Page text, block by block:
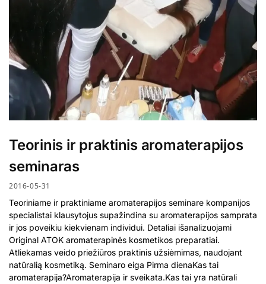
Teorinis ir praktinis aromaterapijos
seminaras
2016-05-31
Teoriniame ir praktiniame aromaterapijos seminare kompanijos
specialistai klausytojus supažindina su aromaterapijos samprata
ir jos poveikiu kiekvienam individui. Detaliai išanalizuojami
Original ATOK aromaterapinės kosmetikos preparatiai.
Atliekamas veido priežiūros praktinis užsiėmimas, naudojant
natūralią kosmetiką. Seminaro eiga Pirma dienaKas tai
aromaterapija?Aromaterapija ir sveikata.Kas tai yra natūrali